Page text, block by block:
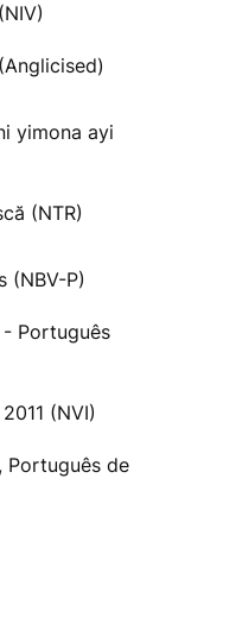
yimona ayi
(NTR)
(NBV-P)
Português
(NVI)
Português de